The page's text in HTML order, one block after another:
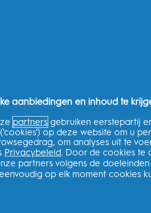
aanbiedingen en inhoud te
partners gebruiken eerstepartij
op deze website om u
om analyses uit te
Privacybeleid. Door de cookies te
partners volgens de
op elk moment cookies